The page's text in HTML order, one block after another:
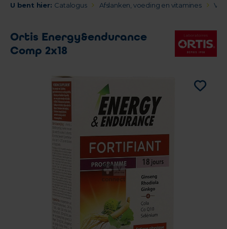
U bent hier: Catalogus Afslanken, voeding en vitamines
Ortis Energy&endurance
Comp 2x18